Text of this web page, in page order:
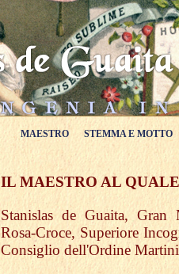
MAESTRO STEMMA E MOTTO
IL MAESTRO AL
Stanislas de Guaita, Gran
Rosa-Croce, Superiore
Consiglio dell'Ordine